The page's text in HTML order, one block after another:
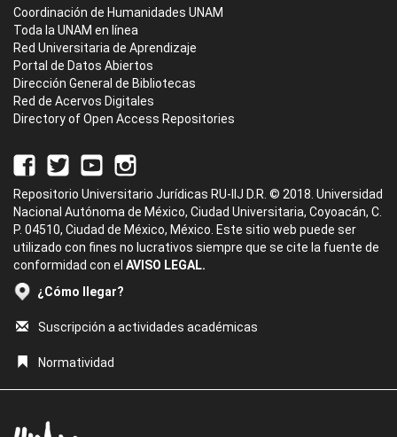
Coordinación de Humanidades UNAM
Toda la UNAM en línea
Red Universitaria de Aprendizaje
Portal de Datos Abiertos
Dirección General de Bibliotecas
Red de Acervos Digitales
Directory of Open Access Repositories
Repositorio Universitario Jurídicas RU-IIJ D.R. © 2018. Universidad
Nacional Autónoma de México, Ciudad Universitaria, Coyoacán, C.
P. 04510, Ciudad de México, México. Este sitio web puede ser
utilizado con fines no lucrativos siempre que se cite la fuente de
conformidad con el AVISO LEGAL.
¿Cómo llegar?
Suscripción a actividades académicas
Normatividad